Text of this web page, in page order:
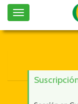
Toggle
navigation